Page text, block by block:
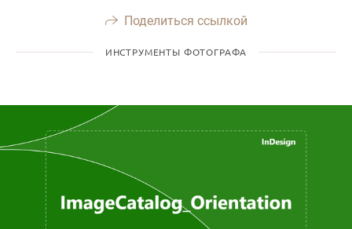
Поделиться ссылкой
ИНСТРУМЕНТЫ ФОТОГРАФА